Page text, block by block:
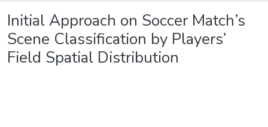
Initial Approach on Soccer Match’s
Scene Classification by Players’
Field Spatial Distribution